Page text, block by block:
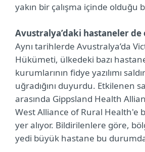
yakın bir çalışma içinde olduğu
Avustralya’daki hastaneler
Aynı tarihlerde Avustralya’da
Hükümeti, ülkedeki bazı
kurumlarının fidye yazılımı
uğradığını duyurdu. Etkilenen
arasında Gippsland Health
West Alliance of Rural Health'e
yer alıyor. Bildirilenlere göre,
yedi büyük hastane bu